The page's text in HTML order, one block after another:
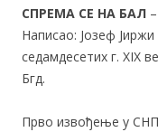
СПРЕМА СЕ НА БАЛ
Написао: Јозеф
седамдесетих г. XIX
Бгд.
Прво извођење у СНП